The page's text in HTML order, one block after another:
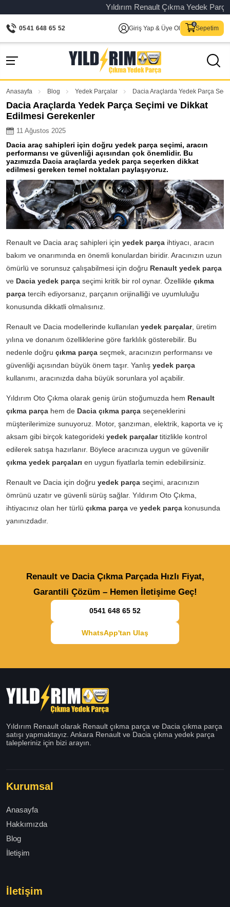
Yıldırım Renault Çıkma Yedek
0541 648 65 52 Giriş Yap & Üye Ol Sepetim
Anasayfa Blog Yedek Parçalar Dacia Araçlarda Yedek Parça
Dacia Araçlarda Yedek Parça Seçimi ve Dikkat
Edilmesi Gerekenler
11 Ağustos 2025
Dacia araç sahipleri için doğru yedek parça seçimi, aracın
performansı ve güvenliği açısından çok önemlidir. Bu
yazımızda Dacia araçlarda yedek parça seçerken dikkat
edilmesi gereken temel noktaları paylaşıyoruz.
Renault ve Dacia araç sahipleri için yedek parça ihtiyacı, aracın
bakım ve onarımında en önemli konulardan biridir. Aracınızın uzun
ömürlü ve sorunsuz çalışabilmesi için doğru Renault yedek parça
ve Dacia yedek parça seçimi kritik bir rol oynar. Özellikle çıkma
parça tercih ediyorsanız, parçanın orijinalliği ve uyumluluğu
konusunda dikkatli olmalısınız.
Renault ve Dacia modellerinde kullanılan yedek parçalar, üretim
yılına ve donanım özelliklerine göre farklılık gösterebilir. Bu
nedenle doğru çıkma parça seçmek, aracınızın performansı ve
güvenliği açısından büyük önem taşır. Yanlış yedek parça
kullanımı, aracınızda daha büyük sorunlara yol açabilir.
Yıldırım Oto Çıkma olarak geniş ürün stoğumuzda hem Renault
çıkma parça hem de Dacia çıkma parça seçeneklerini
müşterilerimize sunuyoruz. Motor, şanzıman, elektrik, kaporta ve iç
aksam gibi birçok kategorideki yedek parçalartitizlikle kontrol
edilerek satışa hazırlanır. Böylece aracınıza uygun ve güvenilir
çıkma yedek parçaları en uygun fiyatlarla temin edebilirsiniz.
Renault ve Dacia için doğru yedek parça seçimi, aracınızın
ömrünü uzatır ve güvenli sürüş sağlar. Yıldırım Oto Çıkma,
ihtiyacınız olan her türlü çıkma parça ve yedek parça konusunda
yanınızdadır.
Renault ve Dacia Çıkma Parçada Hızlı Fiyat,
Garantili Çözüm – Hemen İletişime Geç!
0541 648 65 52
WhatsApp'tan Ulaş
Yıldırım Renault olarak Renault çıkma parça ve Dacia çıkma parça
satışı yapmaktayız. Ankara Renault ve Dacia çıkma yedek parça
talepleriniz için bizi arayın.
Kurumsal
Anasayfa
Hakkımızda
Blog
İletişim
İletişim